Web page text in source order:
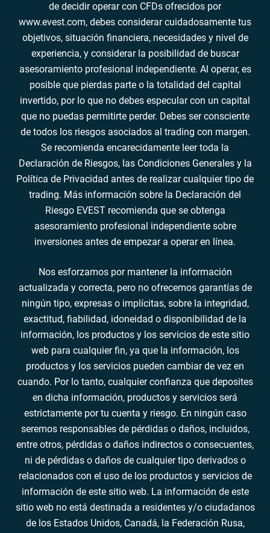
de decidir operar con CFDs ofrecidos por
www.evest.com, debes considerar cuidadosamente tus
objetivos, situación financiera, necesidades y nivel de
experiencia, y considerar la posibilidad de buscar
asesoramiento profesional independiente. Al operar, es
posible que pierdas parte o la totalidad del capital
invertido, por lo que no debes especular con un capital
que no puedas permitirte perder. Debes ser consciente
de todos los riesgos asociados al trading con margen.
Se recomienda encarecidamente leer toda la
Declaración de Riesgos, las Condiciones Generales y la
Política de Privacidad antes de realizar cualquier tipo de
trading. Más información sobre la Declaración del
Riesgo EVEST recomienda que se obtenga
asesoramiento profesional independiente sobre
inversiones antes de empezar a operar en línea.
Nos esforzamos por mantener la información
actualizada y correcta, pero no ofrecemos garantías de
ningún tipo, expresas o implícitas, sobre la integridad,
exactitud, fiabilidad, idoneidad o disponibilidad de la
información, los productos y los servicios de este sitio
web para cualquier fin, ya que la información, los
productos y los servicios pueden cambiar de vez en
cuando. Por lo tanto, cualquier confianza que deposites
en dicha información, productos y servicios será
estrictamente por tu cuenta y riesgo. En ningún caso
seremos responsables de pérdidas o daños, incluidos,
entre otros, pérdidas o daños indirectos o consecuentes,
ni de pérdidas o daños de cualquier tipo derivados o
relacionados con el uso de los productos y servicios de
información de este sitio web. La información de este
sitio web no está destinada a residentes y/o ciudadanos
de los Estados Unidos, Canadá, la Federación Rusa,